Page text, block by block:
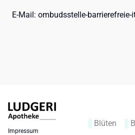
E-​Mail: ombudsstelle-barrierefreie-
Impressum
Blüten